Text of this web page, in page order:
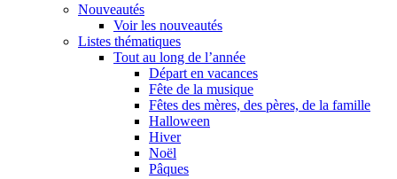
Nouveautés
Voir les nouveautés
Listes thématiques
Tout au long de l’année
Départ en vacances
Fête de la musique
Fêtes des mères, des pères, de la famille
Halloween
Hiver
Noël
Pâques